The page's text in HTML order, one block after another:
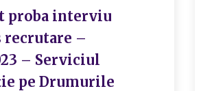
proba interviu
recrutare –
– Serviciul
pe Drumurile